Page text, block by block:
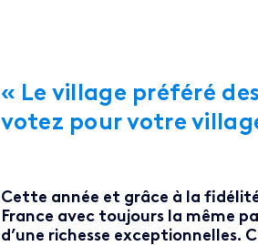
« Le village préféré
votez pour votre
Cette année et grâce à la
France avec toujours la même
d’une richesse exceptionnelles.